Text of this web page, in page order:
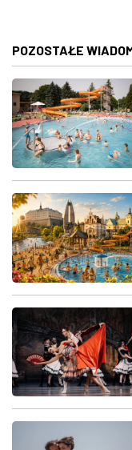
POZOSTAŁE